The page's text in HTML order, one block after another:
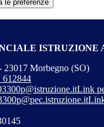
le preferenze
ISTRUZIONE
23017 Morbegno (SO)
612844
Link